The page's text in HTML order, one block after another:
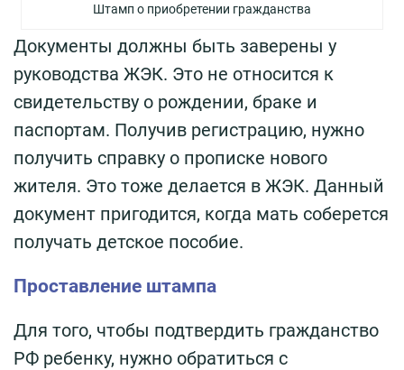
Штамп о приобретении гражданства
Документы должны быть заверены у
руководства ЖЭК. Это не относится к
свидетельству о рождении, браке и
паспортам. Получив регистрацию, нужно
получить справку о прописке нового
жителя. Это тоже делается в ЖЭК. Данный
документ пригодится, когда мать соберется
получать детское пособие.
Проставление штампа
Для того, чтобы подтвердить гражданство
РФ ребенку, нужно обратиться с